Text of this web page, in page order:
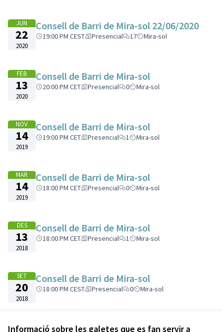
Informació sobre les galetes que es fan servir a
JUN
22
2020
Consell de Barri de Mira-sol 22/06/2020
19:00 PM CEST Presencial 17 Mira-sol
FEB
13
2020
Consell de Barri de Mira-sol
20:00 PM CET Presencial 0 Mira-sol
NOV
14
2019
Consell de Barri de Mira-sol
19:00 PM CET Presencial 1 Mira-sol
MAR
14
2019
Consell de Barri de Mira-sol
18:00 PM CET Presencial 0 Mira-sol
DES
13
2018
Consell de Barri de Mira-sol
18:00 PM CET Presencial 1 Mira-sol
SET
20
2018
Consell de Barri de Mira-sol
18:00 PM CEST Presencial 0 Mira-sol
Veure totes les trobades cancel·lades